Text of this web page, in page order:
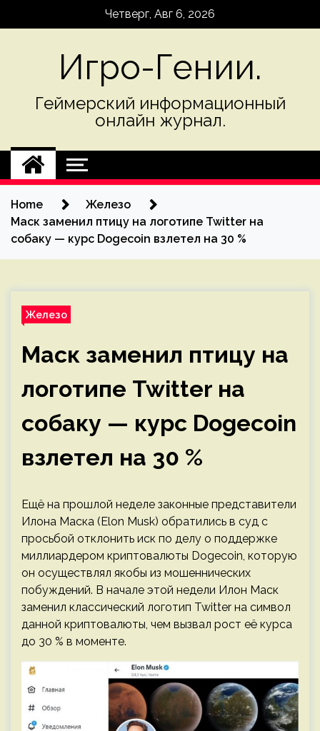
Четверг, Авг 6, 2026
Игро-Гении.
Геймерский информационный
онлайн журнал.
Home
Железо
Маск заменил птицу на логотипе Twitter на
собаку — курс Dogecoin взлетел на 30 %
Железо
Маск заменил птицу на
логотипе Twitter на
собаку — курс Dogecoin
взлетел на 30 %
Ещё на прошлой неделе законные представители
Илона Маска (Elon Musk) обратились в суд с
просьбой отклонить иск по делу о поддержке
миллиардером криптовалюты Dogecoin, которую
он осуществлял якобы из мошеннических
побуждений. В начале этой недели Илон Маск
заменил классический логотип Twitter на символ
данной криптовалюты, чем вызвал рост её курса
до 30 % в моменте.